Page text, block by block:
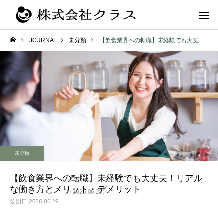
第二新卒・メ
JOURNAL 未分類 【飲食業界への転職】未経験でも大丈夫！リアルな働き方とメリット・デメリット
未分類
【飲食業界への転職】未経験でも大丈夫！リアル
な働き方とメリット・デメリット
2026.06.29
(↻ 2026.06.29)